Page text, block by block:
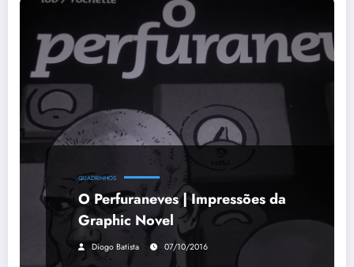
QUADRINHOS
O Perfuraneves | Impressões da
Graphic Novel
Diogo Batista 07/10/2016